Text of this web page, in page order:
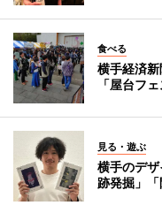
食べる
横手経済
「屋台フェ
見る・遊ぶ
横手のデ
跡発掘」